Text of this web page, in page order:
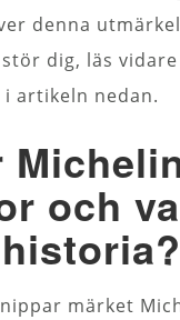
denna
dig, läs vidare
artikeln nedan.
och
märket